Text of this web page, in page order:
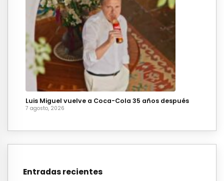
Luis Miguel vuelve a Coca-Cola 35 años después
7 agosto, 2026
Entradas recientes